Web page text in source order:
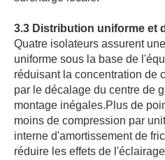
3.3 Distribution uniforme et
Quatre isolateurs assurent
uniforme sous la base de
réduisant la concentration de
par le décalage du centre de
montage inégales.Plus de
moins de compression par
interne d'amortissement de
réduire les effets de